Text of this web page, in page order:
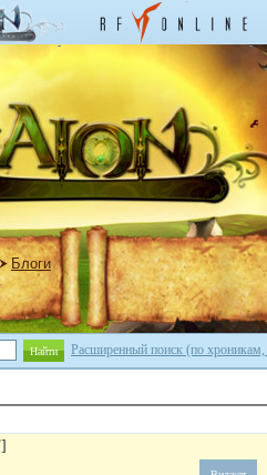
Блоги
Найти Расширенный поиск (по